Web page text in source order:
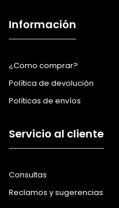
Información
¿Como comprar?
Política de devolución
Políticas de envíos
Servicio al cliente
Consultas
Reclamos y sugerencias